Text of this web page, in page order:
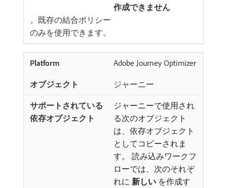
作成できません
。既存の結合ポリシー
のみを使用できます。
Adobe Journey Optimizer
ジャーニー
ジャーニーで使用され
る次のオブジェクト
は、依存オブジェクト
としてコピーされま
す。 読み込みワークフ
ローでは、次のそれぞ
れに​ 新しい ​を作成す